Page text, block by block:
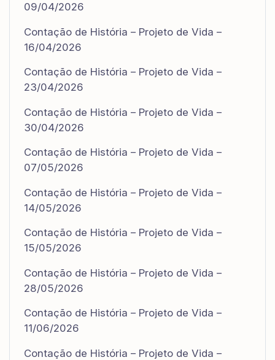
09/04/2026
Contação de História – Projeto de Vida –
16/04/2026
Contação de História – Projeto de Vida –
23/04/2026
Contação de História – Projeto de Vida –
30/04/2026
Contação de História – Projeto de Vida –
07/05/2026
Contação de História – Projeto de Vida –
14/05/2026
Contação de História – Projeto de Vida –
15/05/2026
Contação de História – Projeto de Vida –
28/05/2026
Contação de História – Projeto de Vida –
11/06/2026
Contação de História – Projeto de Vida –